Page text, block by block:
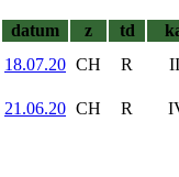
datum
z td
18.07.20 CH R
21.06.20 CH R